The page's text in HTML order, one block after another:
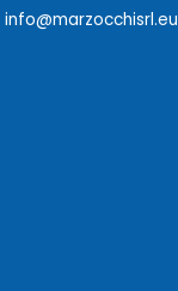
info@marzocchisrl.eu